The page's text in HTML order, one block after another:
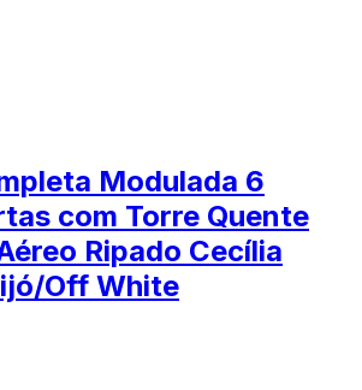
Modulada 6
com Torre Quente
Ripado Cecília
Off White